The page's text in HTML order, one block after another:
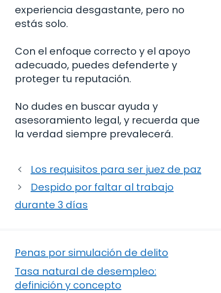
experiencia desgastante, pero no
estás solo.
Con el enfoque correcto y el apoyo
adecuado, puedes defenderte y
proteger tu reputación.
No dudes en buscar ayuda y
asesoramiento legal, y recuerda que
la verdad siempre prevalecerá.
Los requisitos para ser juez de paz
Despido por faltar al trabajo
durante 3 días
Penas por simulación de delito
Tasa natural de desempleo:
definición y concepto